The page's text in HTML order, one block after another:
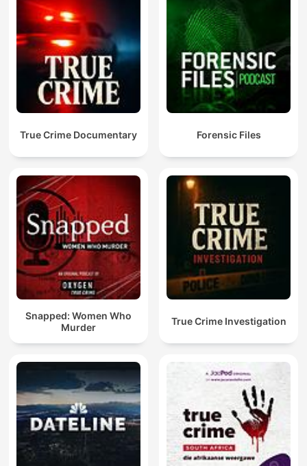
True Crime Documentary Forensic Files
Snapped: Women Who
Murder
True Crime Investigation